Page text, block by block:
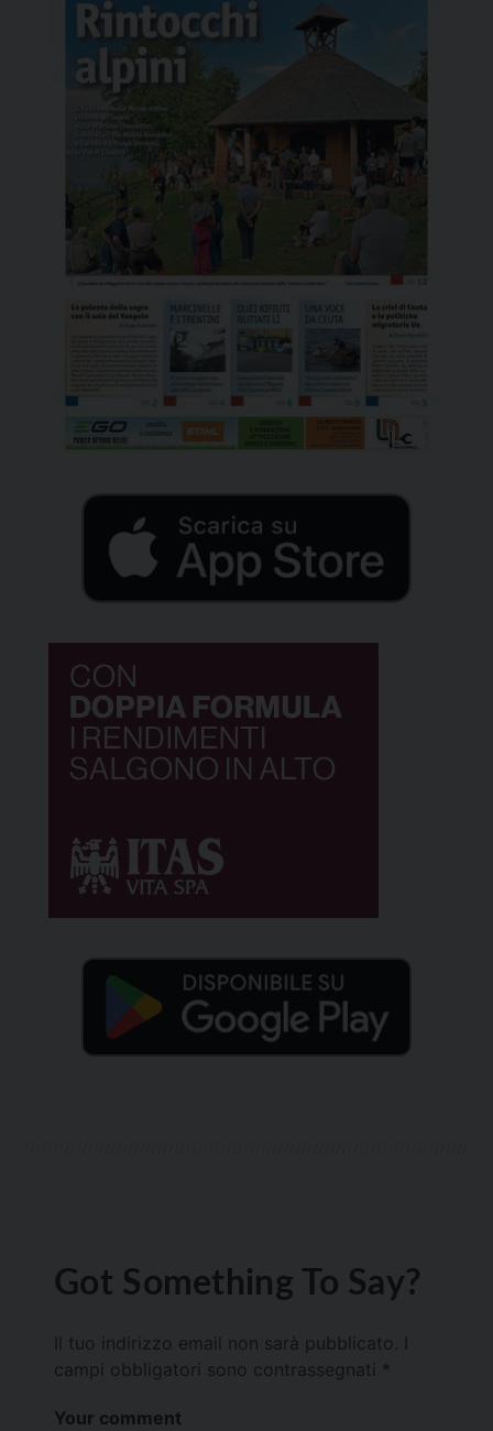
Got Something To Say?
Il tuo indirizzo email non sarà pubblicato.
campi obbligatori sono contrassegnati *
Your comment